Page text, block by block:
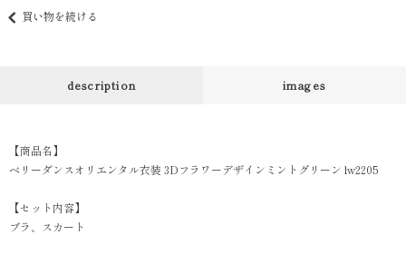
買い物を続ける
description images
【商品名】
ベリーダンスオリエンタル衣装 3Dフラワーデザインミントグリーン lw2205
【セット内容】
ブラ、スカート